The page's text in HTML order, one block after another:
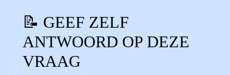
📝 GEEF ZELF
ANTWOORD OP DEZE
VRAAG